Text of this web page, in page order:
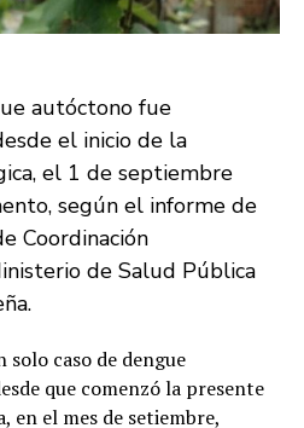
autóctono fue
el inicio de la
el 1 de septiembre
según el informe de
Coordinación
de Salud Pública
caso de dengue
que comenzó la presente
en el mes de setiembre,